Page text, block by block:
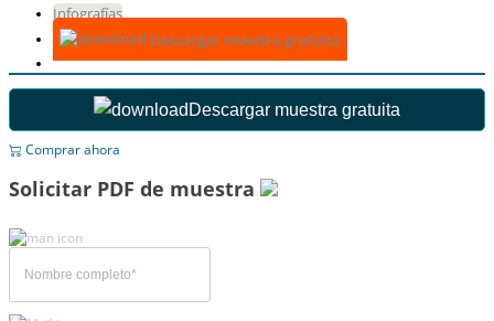
Infografías
Descargar muestra gratuita
Descargar muestra gratuita
Comprar ahora
Solicitar PDF de muestra